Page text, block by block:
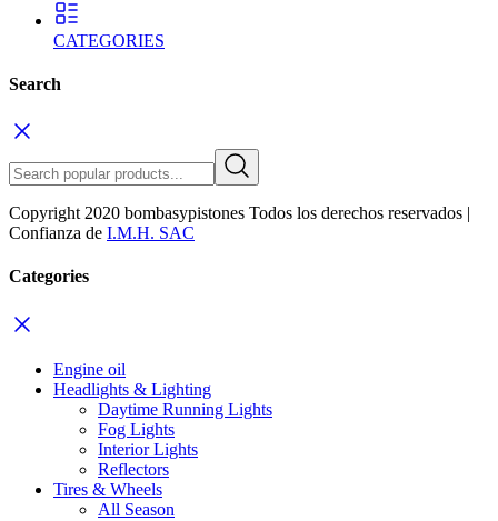
CATEGORIES
Search
Copyright 2020 bombasypistones Todos los derechos reservados |
Confianza de I.M.H. SAC
Categories
Engine oil
Headlights & Lighting
Daytime Running Lights
Fog Lights
Interior Lights
Reflectors
Tires & Wheels
All Season